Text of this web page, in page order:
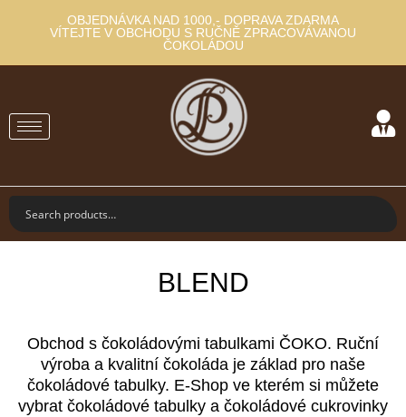
OBJEDNÁVKA NAD 1000,- DOPRAVA ZDARMA
VÍTEJTE V OBCHODU S RUČNĚ ZPRACOVÁVANOU
ČOKOLÁDOU
BLEND
Obchod s čokoládovými tabulkami ČOKO. Ruční
výroba a kvalitní čokoláda je základ pro naše
čokoládové tabulky. E-Shop ve kterém si můžete
vybrat čokoládové tabulky a čokoládové cukrovinky